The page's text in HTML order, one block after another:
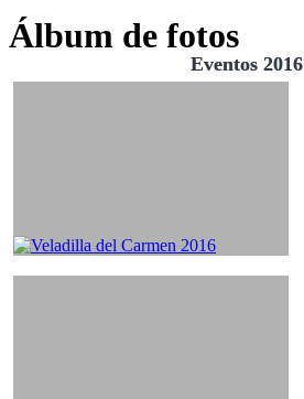
Álbum de fotos
Eventos 2016